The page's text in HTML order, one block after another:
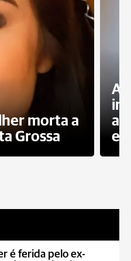
morta a
Grossa
é ferida pelo ex-